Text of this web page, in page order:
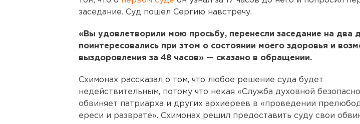
заседание. Суд пошел Сергию навстречу.
«Вы удовлетворили мою просьбу, перенесли заседание на два
поинтересовались при этом о состоянии моего здоровья и
выздоровления за 48 часов» — сказано в обращении.
Схимонах рассказал о том, что любое решение суда будет
недействительным, потому что некая «Служба духовной
обвиняет патриарха и других архиереев в «проведении
ереси и разврате». Схимонах решил предоставить суду свои